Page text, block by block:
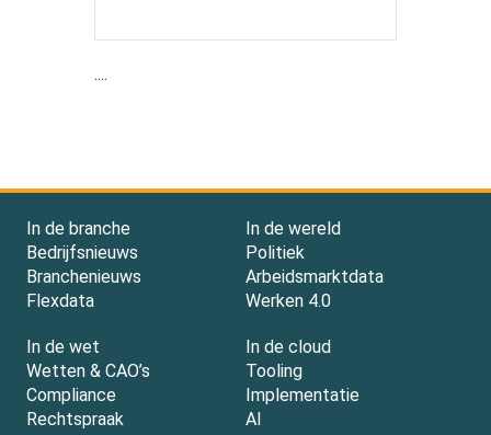
....
In de branche
Bedrijfsnieuws
Branchenieuws
Flexdata
In de wereld
Politiek
Arbeidsmarktdata
Werken 4.0
In de wet
Wetten & CAO’s
Compliance
Rechtspraak
In de cloud
Tooling
Implementatie
AI